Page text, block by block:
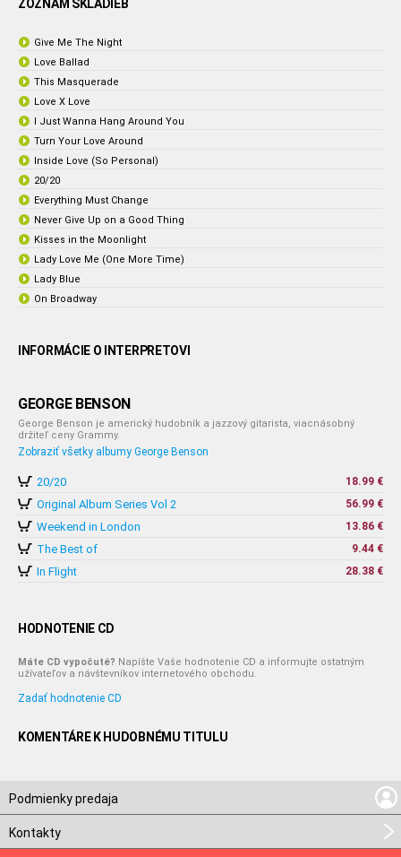
ZOZNAM SKLADIEB
Give Me The Night
Love Ballad
This Masquerade
Love X Love
I Just Wanna Hang Around You
Turn Your Love Around
Inside Love (So Personal)
20/20
Everything Must Change
Never Give Up on a Good Thing
Kisses in the Moonlight
Lady Love Me (One More Time)
Lady Blue
On Broadway
INFORMÁCIE O INTERPRETOVI
GEORGE BENSON
George Benson je americký hudobník a jazzový gitarista, viacnásobný
držiteľ ceny Grammy.
Zobraziť všetky albumy George Benson
20/20 18.99 €
Original Album Series Vol 2 56.99 €
Weekend in London 13.86 €
The Best of 9.44 €
In Flight 28.38 €
HODNOTENIE CD
Máte CD vypočuté? Napíšte Vaše hodnotenie CD a informujte ostatným
užívateľov a návštevníkov internetového obchodu.
Zadať hodnotenie CD
KOMENTÁRE K HUDOBNÉMU TITULU
Podmienky predaja
Kontakty